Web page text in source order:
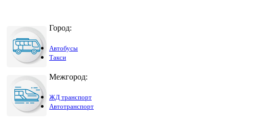
Город:
Автобусы
Такси
Межгород:
ЖД транспорт
Автотранспорт